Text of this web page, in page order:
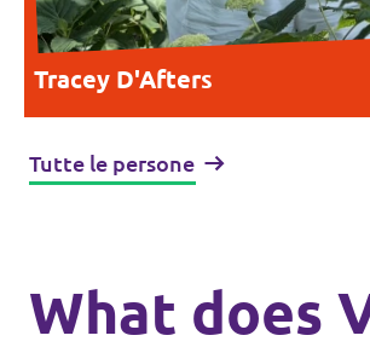
Tracey D'Afters
Tutte le persone
What does